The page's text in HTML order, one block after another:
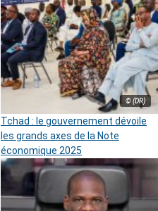
© (DR)
Tchad : le gouvernement dévoile
les grands axes de la Note
économique 2025